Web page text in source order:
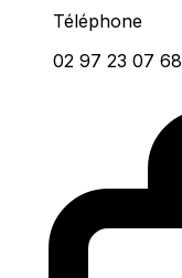
Téléphone
02 97 23 07 68